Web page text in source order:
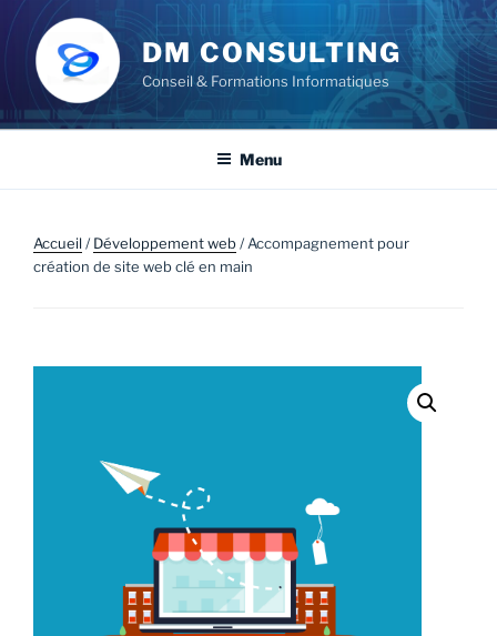
Aller
au
contenu
principal
DM CONSULTING
Conseil & Formations Informatiques
Menu
Accueil/Développement web/ Accompagnement pour
création de site web clé en main